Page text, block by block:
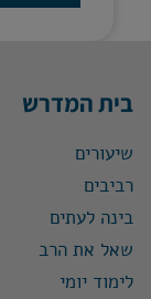
בית המדרש
שיעורים
רביבים
בינה לעתים
שאל את הרב
לימוד יומי